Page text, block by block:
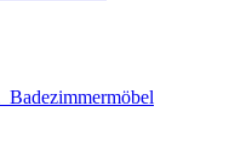
Badezimmermöbel